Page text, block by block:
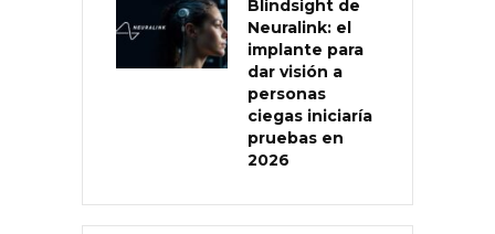
Blindsight de
Neuralink: el
implante para
dar visión a
personas
ciegas iniciaría
pruebas en
2026